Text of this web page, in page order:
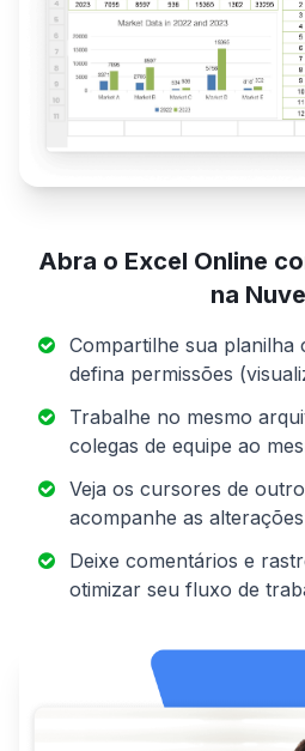
Abra o Excel Online
na
Compartilhe sua planilha
defina permissões
Trabalhe no mesmo
colegas de equipe ao
Veja os cursores de
acompanhe as
Deixe comentários e
otimizar seu fluxo de